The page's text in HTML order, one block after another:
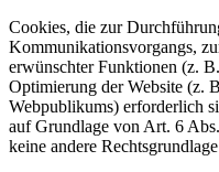
Cookies, die zur
Kommunikationsvorgangs,
erwünschter Funktionen (z.
Optimierung der Website (z.
Webpublikums) erforderlich
auf Grundlage von Art. 6
keine andere